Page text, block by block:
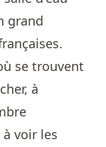
grand
se trouvent
à
voir les